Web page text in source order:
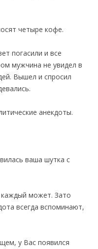
четыре кофе.
погасили и все
мужчина не увидел в
Вышел и спросил
анекдоты.
ваша шутка с
каждый может. Зато
всегда вспоминают,
у Вас появился